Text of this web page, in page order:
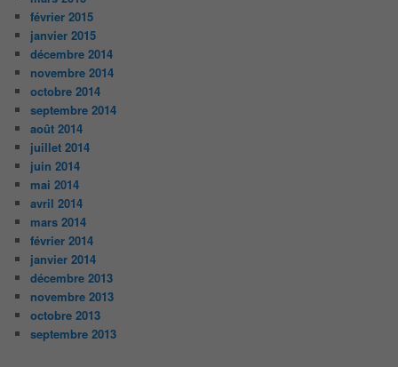
février 2015
janvier 2015
décembre 2014
novembre 2014
octobre 2014
septembre 2014
août 2014
juillet 2014
juin 2014
mai 2014
avril 2014
mars 2014
février 2014
janvier 2014
décembre 2013
novembre 2013
octobre 2013
septembre 2013